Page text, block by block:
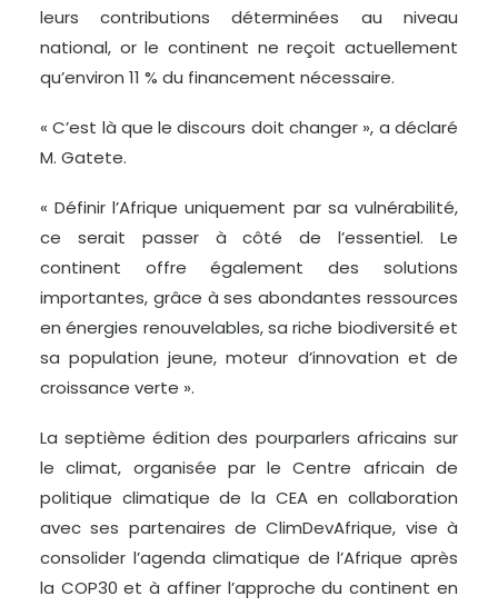
leurs contributions déterminées au niveau
national, or le continent ne reçoit actuellement
qu’environ 11 % du financement nécessaire.
« C’est là que le discours doit changer », a déclaré
M. Gatete.
« Définir l’Afrique uniquement par sa vulnérabilité,
ce serait passer à côté de l’essentiel. Le
continent offre également des solutions
importantes, grâce à ses abondantes ressources
en énergies renouvelables, sa riche biodiversité et
sa population jeune, moteur d’innovation et de
croissance verte ».
La septième édition des pourparlers africains sur
le climat, organisée par le Centre africain de
politique climatique de la CEA en collaboration
avec ses partenaires de ClimDevAfrique, vise à
consolider l’agenda climatique de l’Afrique après
la COP30 et à affiner l’approche du continent en